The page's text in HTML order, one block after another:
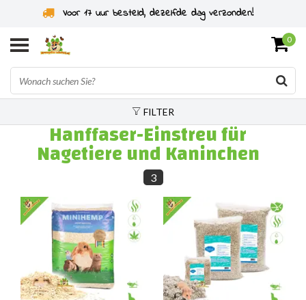
Voor 17 uur besteld, dezelfde dag verzonden!
0
FILTER
Hanffaser-Einstreu für
Nagetiere und Kaninchen
3